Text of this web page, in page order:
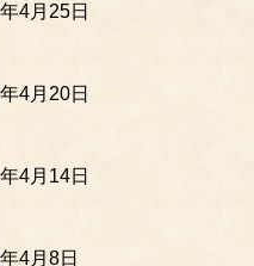
4月25日
4月20日
4月14日
4月8日